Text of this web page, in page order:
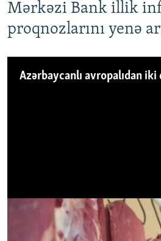
Mərkəzi Bank illik
proqnozlarını yenə